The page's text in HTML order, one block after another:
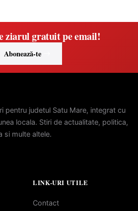
ziarul gratuit pe email!
Abonează-te
pentru judetul Satu Mare, integrat cu
locala. Stiri de actualitate, politica,
si multe altele.
LINK-URI UTILE
Contact